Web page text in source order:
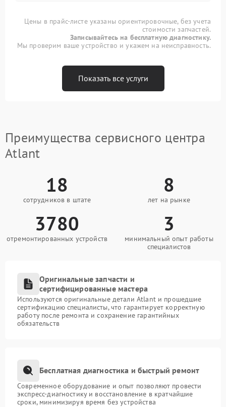
Цены в прайс-листе указаны ориентировочные, без учета
стоимости запчастей.
Записывайтесь на бесплатную диагностику.
Мы проверим ваше устройство и укажем на неисправность.
Показать все услуги
Преимущества сервисного центра
Atlant
18
сотрудников в штате
8
лет на рынке
3780
отремонтированных устройств
3
минимальный опыт работы
специалистов
Оригинальные запчасти и
сертифицированные мастера
Используются оригинальные детали Atlant и прошедшие
сертификацию специалисты, что гарантирует корректную
работу после ремонта и сохранение гарантийных
обязательств
Бесплатная диагностика и быстрый ремонт
Современное оборудование и опыт позволяют провести
экспресс-диагностику и восстановление в кратчайшие
сроки, минимизируя время без устройства